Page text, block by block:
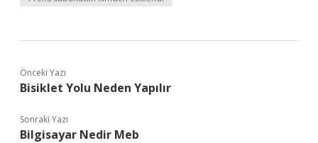
Önceki Yazı
Bisiklet Yolu Neden Yapılır
Sonraki Yazı
Bilgisayar Nedir Meb